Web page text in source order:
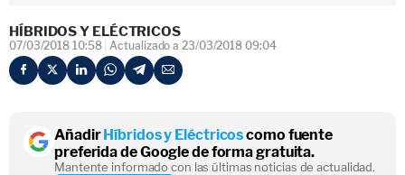
HÍBRIDOS Y ELÉCTRICOS
07/03/2018 10:58 Actualizado a 23/03/2018 09:04
AñadirHíbridos y Eléctricoscomo fuente
preferida de Google de forma gratuita.
Mantente informado con las últimas noticias de actualidad.